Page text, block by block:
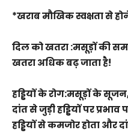
*खराब मौखिक स्वक्षता से
दिल को खतरा :मसूड़ों की
खतरा अधिक बढ़ जाता है!
हड्डियों के रोग:मसूड़ों के
दांत से जुड़ी हड्डियों पर
हड्डियों से कमजोर होता